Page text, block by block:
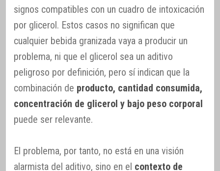
signos compatibles con un cuadro de intoxicación
por glicerol. Estos casos no significan que
cualquier bebida granizada vaya a producir un
problema, ni que el glicerol sea un aditivo
peligroso por definición, pero sí indican que la
combinación de producto, cantidad consumida,
concentración de glicerol y bajo peso corporal
puede ser relevante.
El problema, por tanto, no está en una visión
alarmista del aditivo, sino en el contexto de